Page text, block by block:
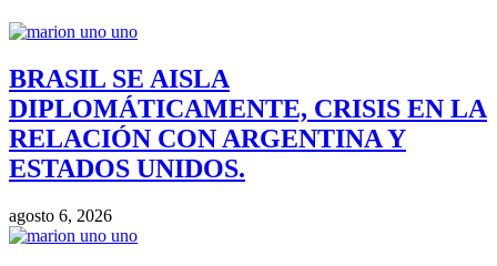
BRASIL SE AISLA
DIPLOMÁTICAMENTE, CRISIS EN LA
RELACIÓN CON ARGENTINA Y
ESTADOS UNIDOS.
agosto 6, 2026